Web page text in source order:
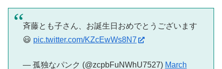
斉藤とも子さん、お誕生日おめでとうございます
😃 pic.twitter.com/KZcEwWs8N7
— 孤独なパンク (@zcpbFuNWhU7527) March